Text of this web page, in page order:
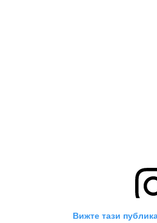
Вижте тази